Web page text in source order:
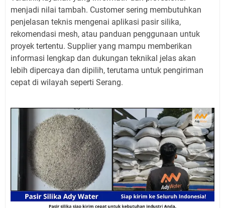
menjadi nilai tambah. Customer sering membutuhkan
penjelasan teknis mengenai aplikasi pasir silika,
rekomendasi mesh, atau panduan penggunaan untuk
proyek tertentu. Supplier yang mampu memberikan
informasi lengkap dan dukungan teknikal jelas akan
lebih dipercaya dan dipilih, terutama untuk pengiriman
cepat di wilayah seperti Serang.